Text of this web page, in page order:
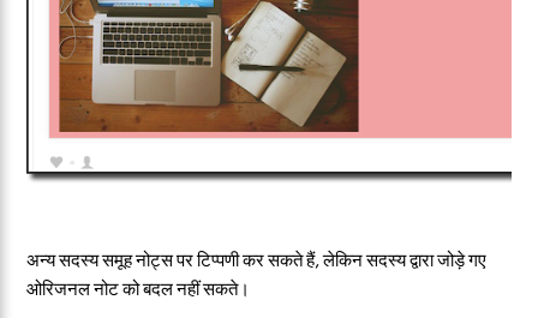
अन्य सदस्य समूह नोट्स पर टिप्पणी कर सकते हैं, लेकिन सदस्य द्वारा जोड़े गए
ओरिजनल नोट को बदल नहीं सकते।